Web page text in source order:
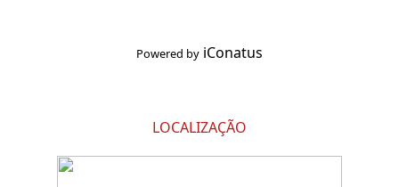
Powered by iConatus
LOCALIZAÇÃO